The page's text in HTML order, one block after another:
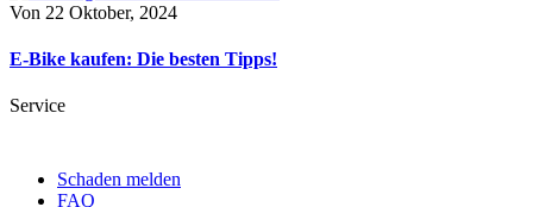
Von 22 Oktober, 2024
E-Bike kaufen: Die besten Tipps!
Service
Schaden melden
FAQ